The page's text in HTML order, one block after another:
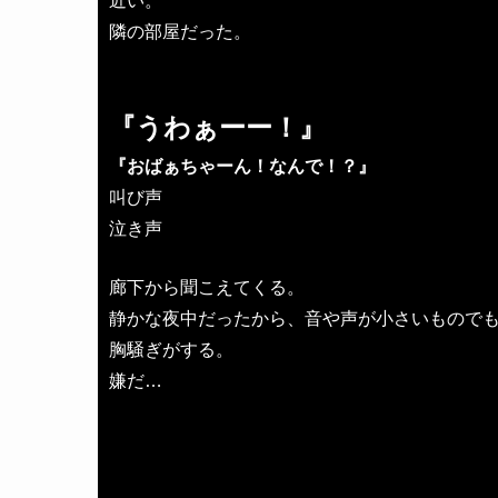
隣の部屋だった。
『うわぁーー！』
『おばぁちゃーん！なんで！？』
叫び声
泣き声
廊下から聞こえてくる。
静かな夜中だったから、音や声が小さいもので
胸騒ぎがする。
嫌だ…